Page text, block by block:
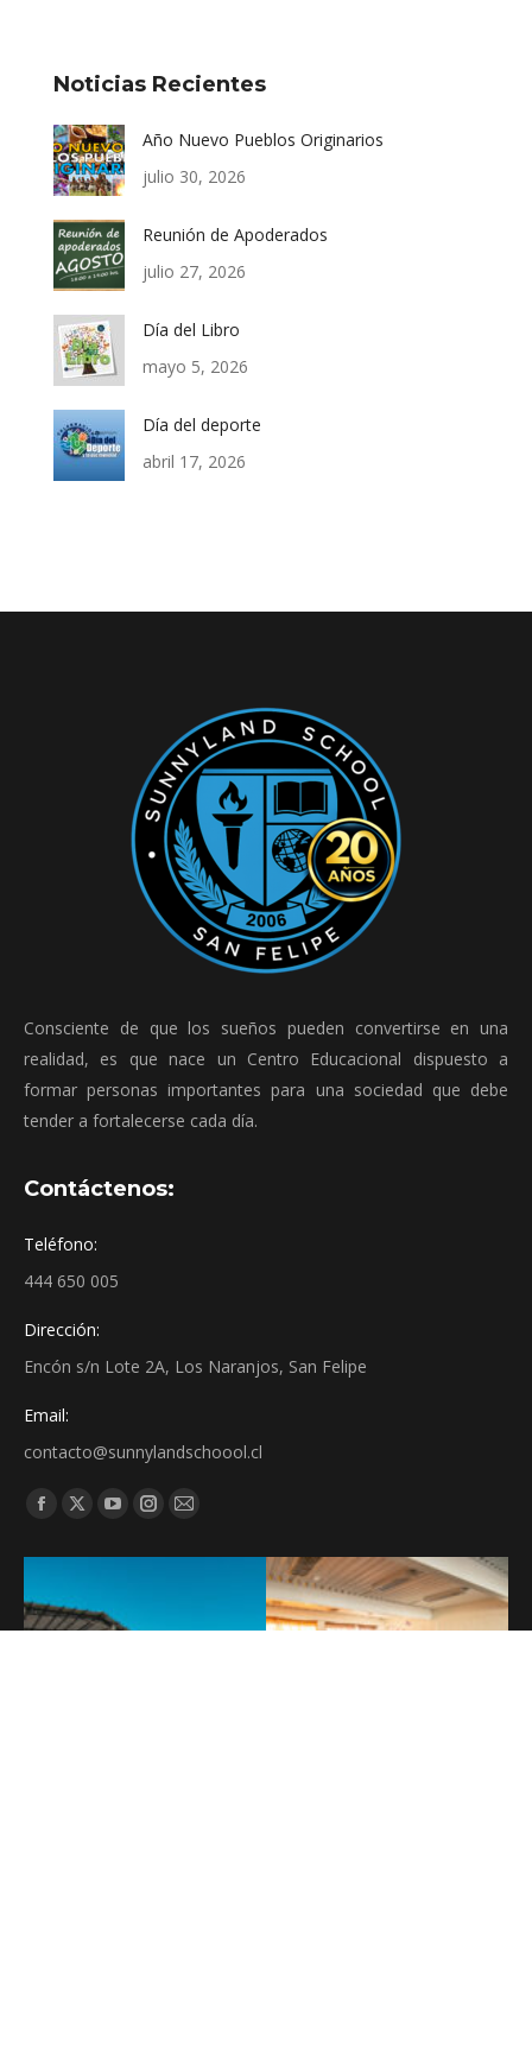
Noticias Recientes
Año Nuevo Pueblos Originarios
julio 30, 2026
Reunión de Apoderados
julio 27, 2026
Día del Libro
mayo 5, 2026
Día del deporte
abril 17, 2026
Consciente de que los sueños pueden convertirse en una
realidad, es que nace un Centro Educacional dispuesto a
formar personas importantes para una sociedad que debe
tender a fortalecerse cada día.
Contáctenos:
Teléfono:
444 650 005
Dirección:
Encón s/n Lote 2A, Los Naranjos, San Felipe
Email:
contacto@sunnylandschoool.cl
Find us on: